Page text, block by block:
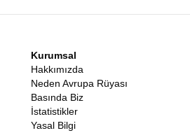
Kurumsal
Hakkımızda
Neden Avrupa Rüyası
Basında Biz
İstatistikler
Yasal Bilgi